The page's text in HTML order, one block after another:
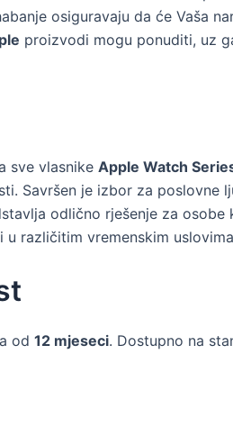
osiguravaju da će Vaša
proizvodi mogu ponuditi, uz
sve vlasnike Apple Watch
Savršen je izbor za poslovne
odlično rješenje za
različitim vremenskim
od 12 mjeseci. Dostupno na